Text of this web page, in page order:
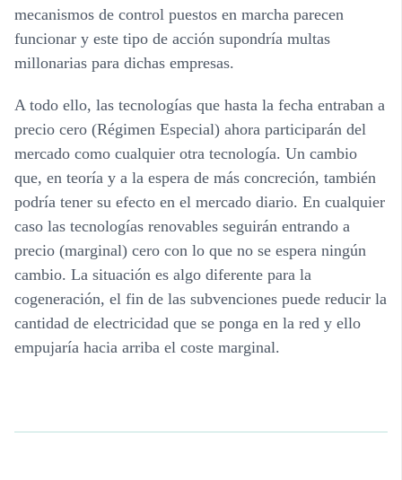
mecanismos de control puestos en marcha parecen
funcionar y este tipo de acción supondría multas
millonarias para dichas empresas.
A todo ello, las tecnologías que hasta la fecha entraban a
precio cero (Régimen Especial) ahora participarán del
mercado como cualquier otra tecnología. Un cambio
que, en teoría y a la espera de más concreción, también
podría tener su efecto en el mercado diario. En cualquier
caso las tecnologías renovables seguirán entrando a
precio (marginal) cero con lo que no se espera ningún
cambio. La situación es algo diferente para la
cogeneración, el fin de las subvenciones puede reducir la
cantidad de electricidad que se ponga en la red y ello
empujaría hacia arriba el coste marginal.